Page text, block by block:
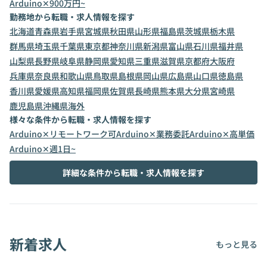
Arduino✕900万円~
勤務地から転職・求人情報を探す
北海道青森県岩手県宮城県秋田県山形県福島県茨城県栃木県
群馬県埼玉県千葉県東京都神奈川県新潟県富山県石川県福井県
山梨県長野県岐阜県静岡県愛知県三重県滋賀県京都府大阪府
兵庫県奈良県和歌山県鳥取県島根県岡山県広島県山口県徳島県
香川県愛媛県高知県福岡県佐賀県長崎県熊本県大分県宮崎県
鹿児島県沖縄県海外
様々な条件から転職・求人情報を探す
Arduino✕リモートワーク可Arduino✕業務委託Arduino✕高単価
Arduino✕週1日~
詳細な条件から転職・求人情報を探す
新着求人 もっと見る